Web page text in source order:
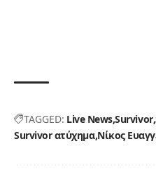
TAGGED: Live NewsSurvivor
Survivor ατύχημα Νίκος